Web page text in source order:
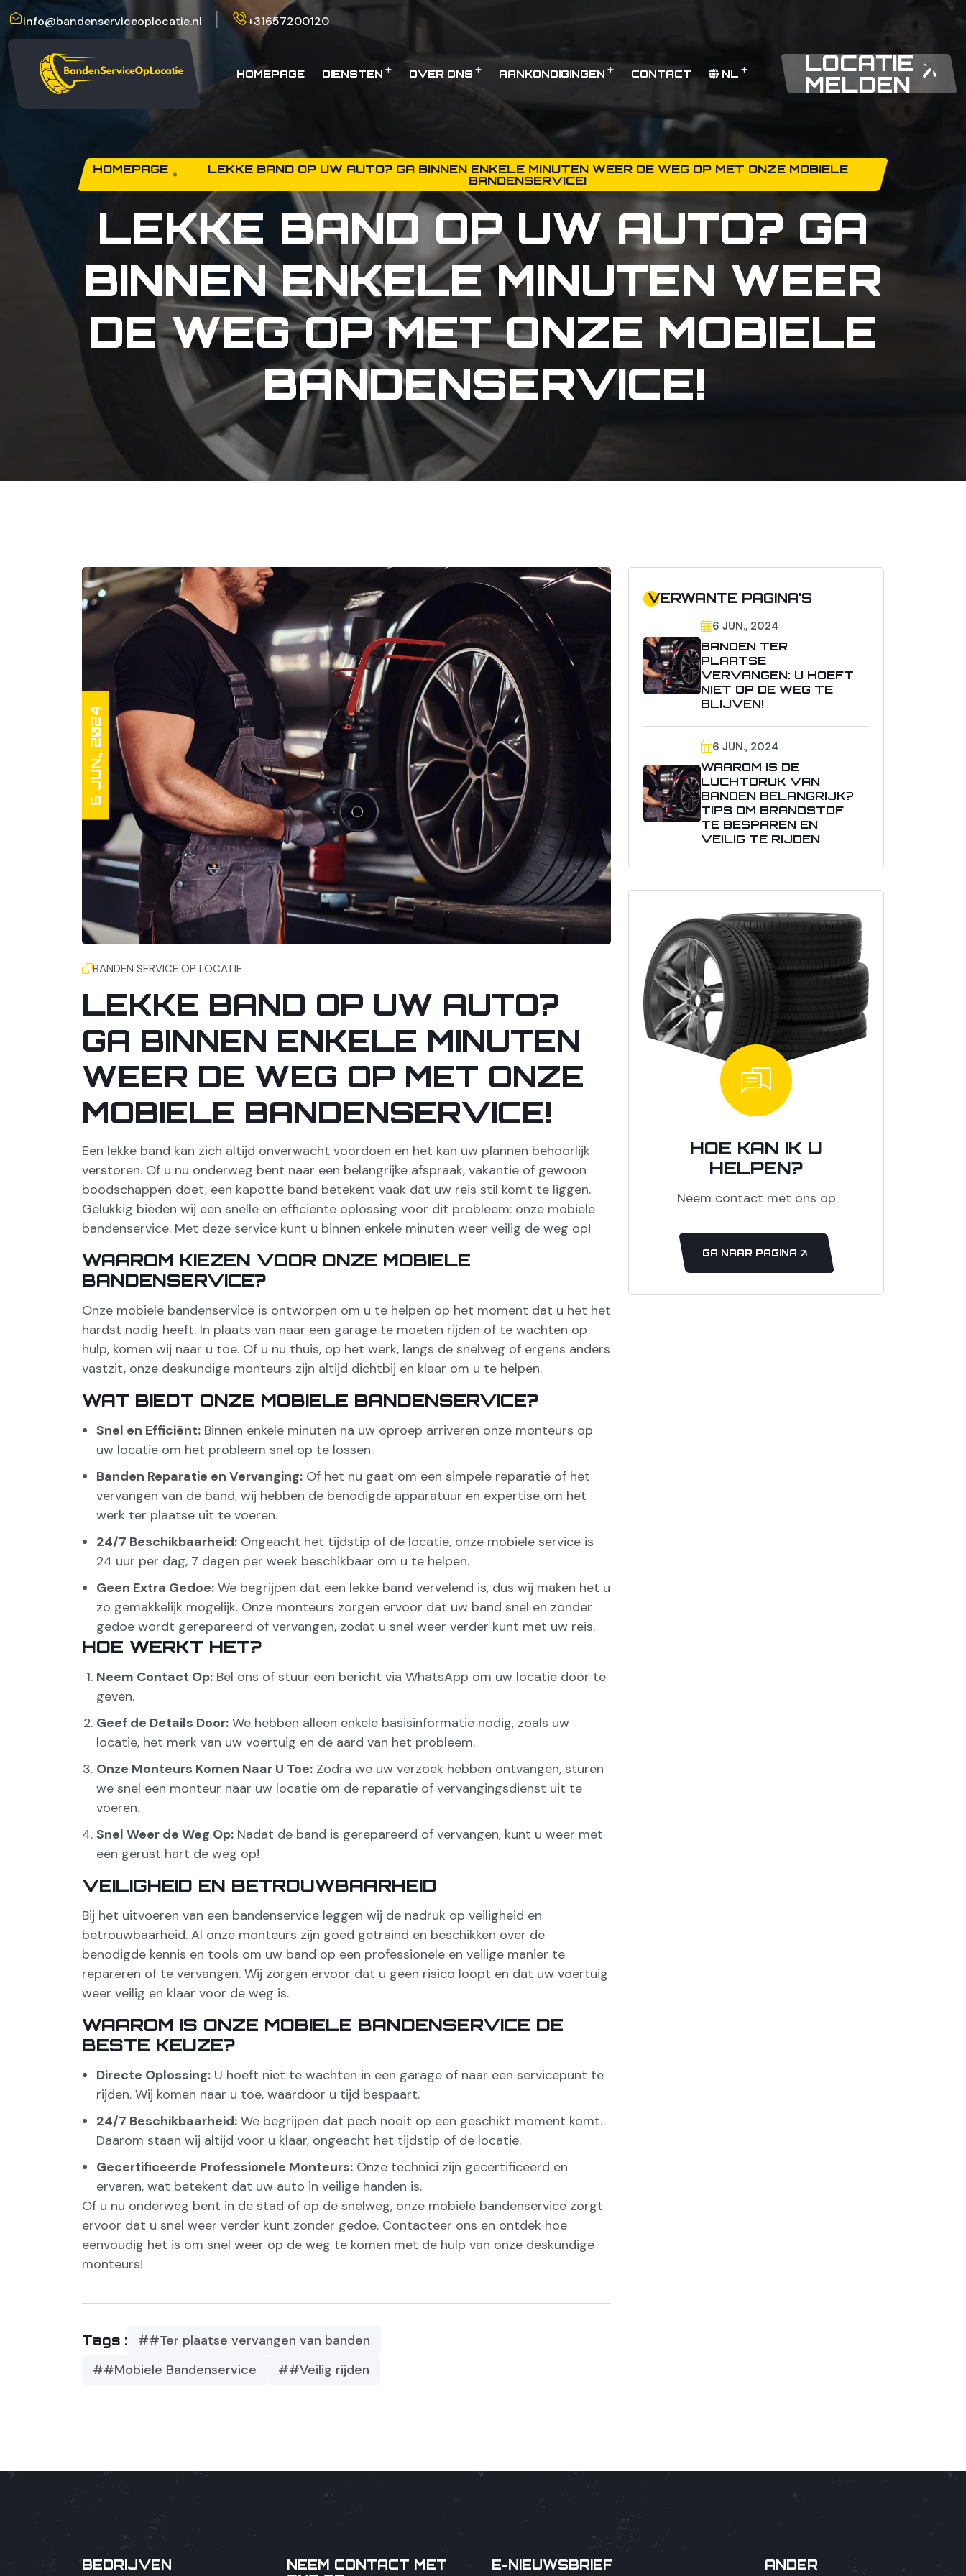
info@bandenserviceoplocatie.nl +31657200120
HOMEPAGE DIENSTEN OVER ONS AANKONDIGINGEN CONTACT NL
LOCATIE
MELDEN
HOMEPAGE
LEKKE BAND OP UW AUTO? GA BINNEN ENKELE MINUTEN WEER DE WEG OP MET ONZE MOBIELE
BANDENSERVICE!
LEKKE BAND OP UW AUTO? GA
BINNEN ENKELE MINUTEN WEER
DE WEG OP MET ONZE MOBIELE
BANDENSERVICE!
6 JUN., 2024
BANDEN SERVICE OP LOCATIE
LEKKE BAND OP UW AUTO?
GA BINNEN ENKELE MINUTEN
WEER DE WEG OP MET ONZE
MOBIELE BANDENSERVICE!
Een lekke band kan zich altijd onverwacht voordoen en het kan uw plannen behoorlijk
verstoren. Of u nu onderweg bent naar een belangrijke afspraak, vakantie of gewoon
boodschappen doet, een kapotte band betekent vaak dat uw reis stil komt te liggen.
Gelukkig bieden wij een snelle en efficiënte oplossing voor dit probleem: onze mobiele
bandenservice. Met deze service kunt u binnen enkele minuten weer veilig de weg op!
WAAROM KIEZEN VOOR ONZE MOBIELE
BANDENSERVICE?
Onze mobiele bandenservice is ontworpen om u te helpen op het moment dat u het het
hardst nodig heeft. In plaats van naar een garage te moeten rijden of te wachten op
hulp, komen wij naar u toe. Of u nu thuis, op het werk, langs de snelweg of ergens anders
vastzit, onze deskundige monteurs zijn altijd dichtbij en klaar om u te helpen.
WAT BIEDT ONZE MOBIELE BANDENSERVICE?
Snel en Efficiënt: Binnen enkele minuten na uw oproep arriveren onze monteurs op
uw locatie om het probleem snel op te lossen.
Banden Reparatie en Vervanging: Of het nu gaat om een simpele reparatie of het
vervangen van de band, wij hebben de benodigde apparatuur en expertise om het
werk ter plaatse uit te voeren.
24/7 Beschikbaarheid: Ongeacht het tijdstip of de locatie, onze mobiele service is
24 uur per dag, 7 dagen per week beschikbaar om u te helpen.
Geen Extra Gedoe: We begrijpen dat een lekke band vervelend is, dus wij maken het u
zo gemakkelijk mogelijk. Onze monteurs zorgen ervoor dat uw band snel en zonder
gedoe wordt gerepareerd of vervangen, zodat u snel weer verder kunt met uw reis.
HOE WERKT HET?
Neem Contact Op: Bel ons of stuur een bericht via WhatsApp om uw locatie door te
geven.
Geef de Details Door: We hebben alleen enkele basisinformatie nodig, zoals uw
locatie, het merk van uw voertuig en de aard van het probleem.
Onze Monteurs Komen Naar U Toe: Zodra we uw verzoek hebben ontvangen, sturen
we snel een monteur naar uw locatie om de reparatie of vervangingsdienst uit te
voeren.
Snel Weer de Weg Op: Nadat de band is gerepareerd of vervangen, kunt u weer met
een gerust hart de weg op!
VEILIGHEID EN BETROUWBAARHEID
Bij het uitvoeren van een bandenservice leggen wij de nadruk op veiligheid en
betrouwbaarheid. Al onze monteurs zijn goed getraind en beschikken over de
benodigde kennis en tools om uw band op een professionele en veilige manier te
repareren of te vervangen. Wij zorgen ervoor dat u geen risico loopt en dat uw voertuig
weer veilig en klaar voor de weg is.
WAAROM IS ONZE MOBIELE BANDENSERVICE DE
BESTE KEUZE?
Directe Oplossing: U hoeft niet te wachten in een garage of naar een servicepunt te
rijden. Wij komen naar u toe, waardoor u tijd bespaart.
24/7 Beschikbaarheid: We begrijpen dat pech nooit op een geschikt moment komt.
Daarom staan wij altijd voor u klaar, ongeacht het tijdstip of de locatie.
Gecertificeerde Professionele Monteurs: Onze technici zijn gecertificeerd en
ervaren, wat betekent dat uw auto in veilige handen is.
Of u nu onderweg bent in de stad of op de snelweg, onze mobiele bandenservice zorgt
ervoor dat u snel weer verder kunt zonder gedoe. Contacteer ons en ontdek hoe
eenvoudig het is om snel weer op de weg te komen met de hulp van onze deskundige
monteurs!
Tags :
##Ter plaatse vervangen van banden
##Mobiele Bandenservice
##Veilig rijden
VERWANTE PAGINA'S
6 JUN., 2024
BANDEN TER
PLAATSE
VERVANGEN: U HOEFT
NIET OP DE WEG TE
BLIJVEN!
6 JUN., 2024
WAAROM IS DE
LUCHTDRUK VAN
BANDEN BELANGRIJK?
TIPS OM BRANDSTOF
TE BESPAREN EN
VEILIG TE RIJDEN
HOE KAN IK U
HELPEN?
Neem contact met ons op
GA NAAR PAGINA
BEDRIJVEN
NEEM CONTACT MET
E-NIEUWSBRIEF ANDER